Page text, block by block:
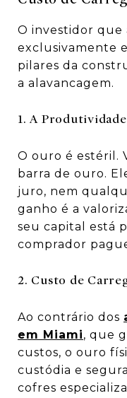
O investidor que
exclusivamente
pilares da
a alavancagem.
1. A
O ouro é estéril.
barra de ouro.
juro, nem
ganho é a
seu capital está
comprador
2. Custo de
Ao contrário dos
em Miami, que
custos, o ouro
custódia e
cofres